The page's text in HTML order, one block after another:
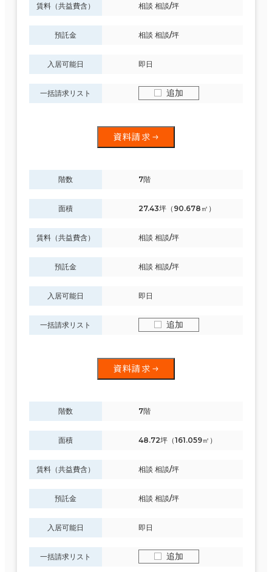
賃料（共益費含） 相談 相談/坪
預託金 相談 相談/坪
入居可能日 即日
一括請求リスト 追加
資料請求
階数 7階
面積 27.43坪（90.678㎡）
賃料（共益費含） 相談 相談/坪
預託金 相談 相談/坪
入居可能日 即日
一括請求リスト 追加
資料請求
階数 7階
面積 48.72坪（161.059㎡）
賃料（共益費含） 相談 相談/坪
預託金 相談 相談/坪
入居可能日 即日
一括請求リスト 追加